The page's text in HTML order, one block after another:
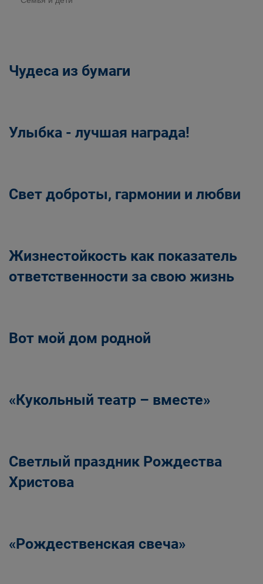
Чудеса из бумаги
Улыбка - лучшая награда!
Свет доброты, гармонии и любви
Жизнестойкость как показатель
ответственности за свою жизнь
Вот мой дом родной
«Кукольный театр – вместе»
Светлый праздник Рождества
Христова
«Рождественская свеча»